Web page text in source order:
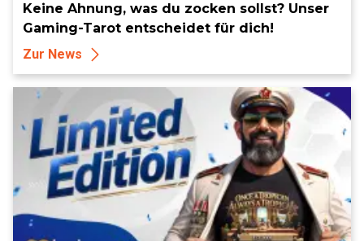
Keine Ahnung, was du zocken sollst? Unser
Gaming-Tarot entscheidet für dich!
Zur News